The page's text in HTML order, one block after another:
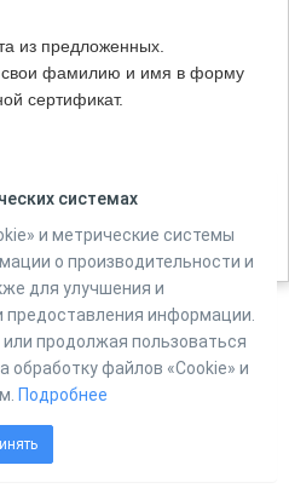
из предложенных.
свои фамилию и имя в форму
сертификат.
Мельникова Е.Н.
Powered by
Test Pad
системах
и метрические системы
о производительности и
для улучшения и
предоставления информации.
продолжая пользоваться
обработку файлов «Cookie» и
Подробнее